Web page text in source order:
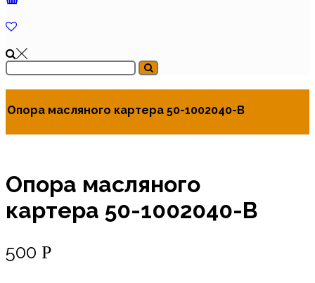
Опора масляного картера 50-1002040-В
Опора масляного
картера 50-1002040-В
500 Р